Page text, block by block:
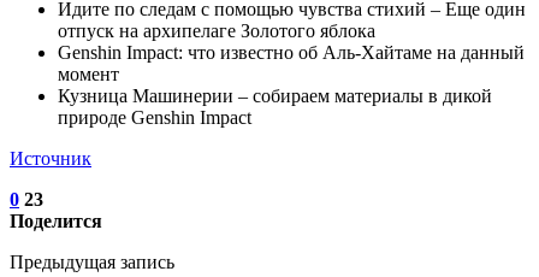
Идите по следам с помощью чувства стихий – Еще один
отпуск на архипелаге Золотого яблока
Genshin Impact: что известно об Аль-Хайтаме на данный
момент
Кузница Машинерии – собираем материалы в дикой
природе Genshin Impact
Источник
0 23
Поделится
Предыдущая запись